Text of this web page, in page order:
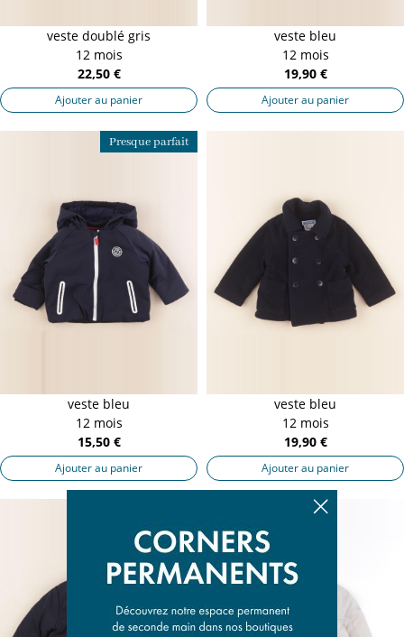
veste doublé gris
12 mois
22,50 €
Ajouter au panier
veste bleu
12 mois
19,90 €
Ajouter au panier
Presque parfait
veste bleu
12 mois
15,50 €
Ajouter au panier
veste bleu
12 mois
19,90 €
Ajouter au panier